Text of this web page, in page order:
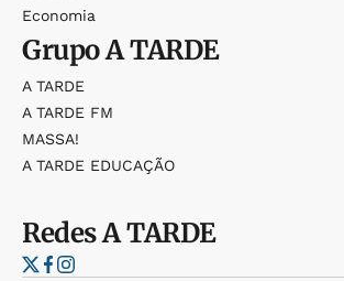
Economia
GrupoA TARDE
A TARDE
A TARDE FM
MASSA!
A TARDE EDUCAÇÃO
RedesA TARDE